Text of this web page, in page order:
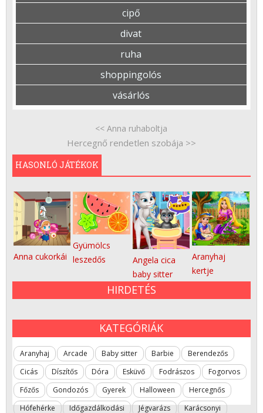
cipő
divat
ruha
shoppingolós
vásárlós
<< Anna ruhaboltja
Hercegnő rendetlen szobája >>
HASONLÓ JÁTÉKOK
Anna cukorkái
Gyümölcs
leszedős
Angela cica
baby sitter
Aranyhaj
kertje
HIRDETÉS
KATEGÓRIÁK
Aranyhaj Arcade Baby sitter Barbie
Berendezős
Cicás
Díszítős Dóra Esküvő Fodrászos
Fogorvos
Főzős
Gondozós Gyerek Halloween
Hercegnős
Hófehérke
Időgazdálkodási Jégvarázs Karácsonyi